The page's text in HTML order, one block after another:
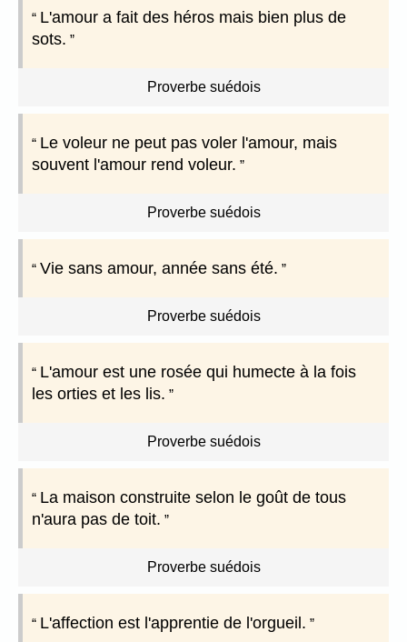
L'amour a fait des héros mais bien plus de
sots.
Proverbe suédois
Le voleur ne peut pas voler l'amour, mais
souvent l'amour rend voleur.
Proverbe suédois
Vie sans amour, année sans été.
Proverbe suédois
L'amour est une rosée qui humecte à la fois
les orties et les lis.
Proverbe suédois
La maison construite selon le goût de tous
n'aura pas de toit.
Proverbe suédois
L'affection est l'apprentie de l'orgueil.